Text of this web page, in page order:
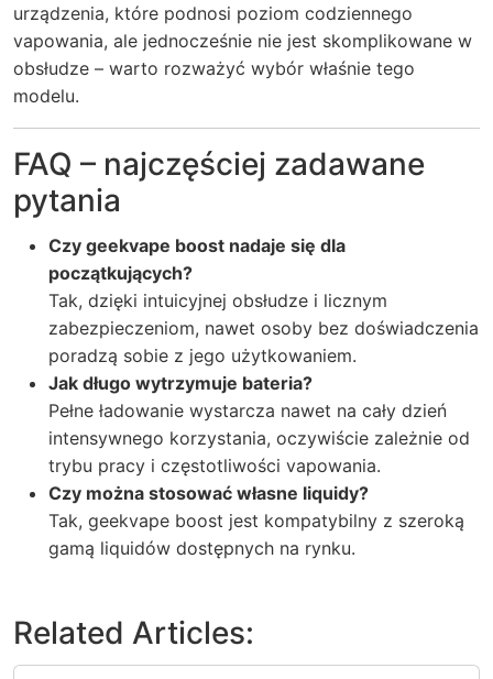
urządzenia, które podnosi poziom codziennego
vapowania, ale jednocześnie nie jest skomplikowane w
obsłudze – warto rozważyć wybór właśnie tego
modelu.
FAQ – najczęściej zadawane
pytania
Czy geekvape boost nadaje się dla
początkujących?
Tak, dzięki intuicyjnej obsłudze i licznym
zabezpieczeniom, nawet osoby bez doświadczenia
poradzą sobie z jego użytkowaniem.
Jak długo wytrzymuje bateria?
Pełne ładowanie wystarcza nawet na cały dzień
intensywnego korzystania, oczywiście zależnie od
trybu pracy i częstotliwości vapowania.
Czy można stosować własne liquidy?
Tak, geekvape boost jest kompatybilny z szeroką
gamą liquidów dostępnych na rynku.
Related Articles: